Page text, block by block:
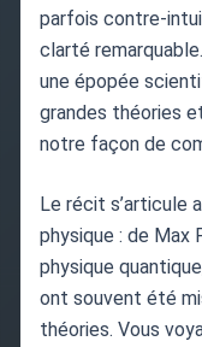
parfois contre-
clarté
une épopée
grandes théories
notre façon de
Le récit s’articule
physique : de Max
physique
ont souvent été
théories. Vous